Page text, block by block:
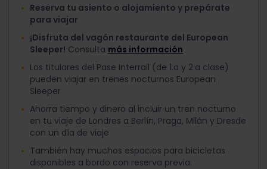
Reserva tu asiento o alojamiento y prepárate
para viajar
¡Disfruta del vagón restaurante del European
Sleeper! Consulta más información
Los titulares del Pase Interrail (de 1.a y 2.a clase)
pueden viajar en trenes nocturnos European
Sleeper
Ahorra tiempo y dinero al incluir un tren nocturno
en tu viaje de Londres a Berlín, Praga, Milán y Dresde
con un día de viaje
También hay muchos espacios para bicicletas
disponibles a bordo con reserva previa.